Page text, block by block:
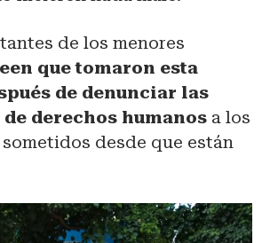
de los menores
que tomaron esta
de denunciar las
derechos humanos a los
desde que están